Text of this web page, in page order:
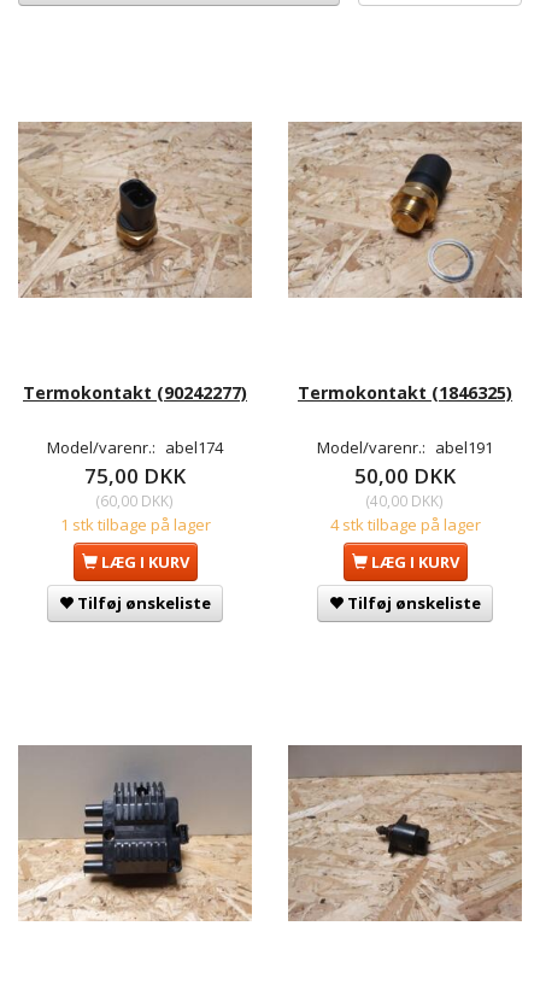
Termokontakt (90242277)
Model/varenr.: abel174
75,00 DKK
(60,00 DKK)
1 stk tilbage på lager
LÆG I KURV
Tilføj ønskeliste
Termokontakt (1846325)
Model/varenr.: abel191
50,00 DKK
(40,00 DKK)
4 stk tilbage på lager
LÆG I KURV
Tilføj ønskeliste